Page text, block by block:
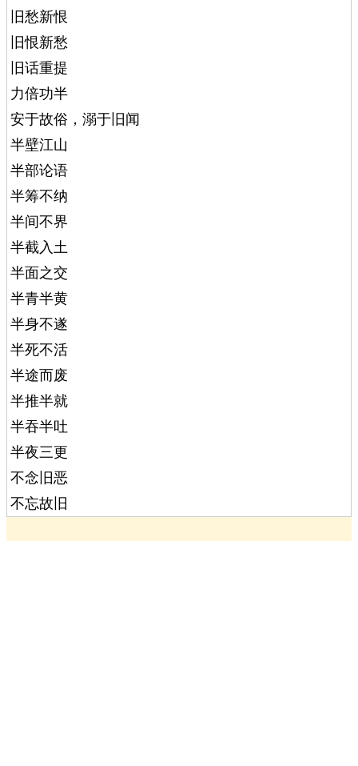
旧愁新恨
旧恨新愁
旧话重提
力倍功半
安于故俗，溺于旧闻
半壁江山
半部论语
半筹不纳
半间不界
半截入土
半面之交
半青半黄
半身不遂
半死不活
半途而废
半推半就
半吞半吐
半夜三更
不念旧恶
不忘故旧